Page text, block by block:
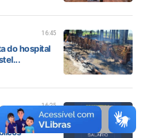
16:45
do hospital
16:25
segunda